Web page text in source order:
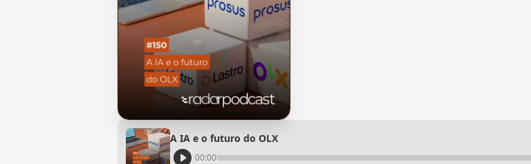
A IA e o futuro do OLX
00:00